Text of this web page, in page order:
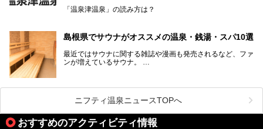
宿泊をせずとも、気軽に源泉のお湯をつかった温泉と、美味
を経て現在のスタイルに辿り着いているのです。
「温泉津温泉」の読み方は？
か？
島根県でサウナがオススメの温泉・銭湯・スパ10選
最近ではサウナに関する雑誌や漫画も発売されるなど、ファ
ンが増えているサウナ。
しかしサウナは一口にサウナと言っても、ドライサウナ、ス
チームサウナ、塩サウナなどが存在し、施設によって様々な
ニフティ温泉ニュースTOPへ
おすすめのアクティビティ情報